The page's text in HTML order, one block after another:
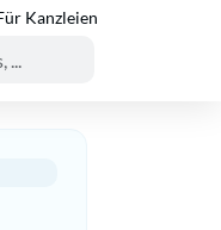
Kanzleien